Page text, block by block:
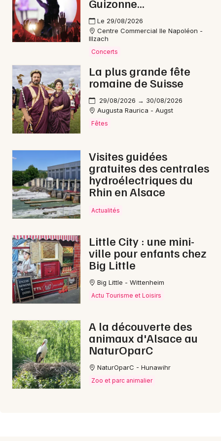
Le 29/08/2026
Centre Commercial Ile Napoléon -
Illzach
Concerts
La plus grande fête
romaine de Suisse
29/08/2026 → 30/08/2026
Augusta Raurica - Augst
Fêtes
Visites guidées
gratuites des centrales
hydroélectriques du
Rhin en Alsace
Actualités
Little City : une mini-
ville pour enfants chez
Big Little
Big Little - Wittenheim
Actu Tourisme et Loisirs
A la découverte des
animaux d'Alsace au
NaturOparC
NaturOparC - Hunawihr
Zoo et parc animalier